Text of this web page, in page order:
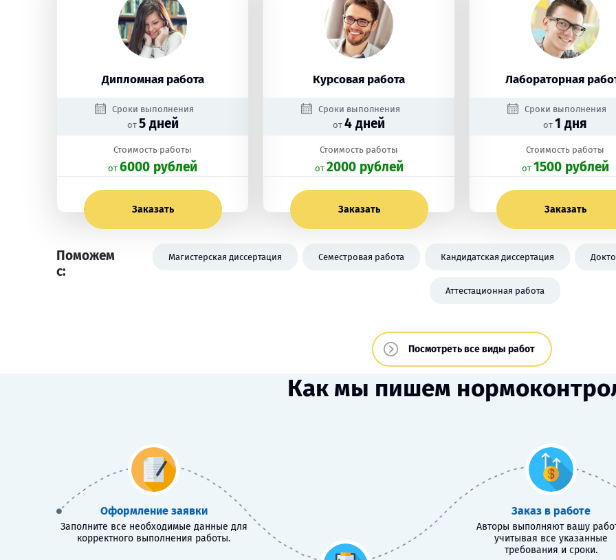
Дипломная работа
Сроки выполнения
от 5 дней
Стоимость работы
oт 6000 рублей
Заказать
Курсовая работа
Сроки выполнения
от 4 дней
Стоимость работы
oт 2000 рублей
Заказать
Лабораторная
Сроки выполнения
от 1 дня
Стоимость работы
oт 1500 рублей
Заказать
Поможем
с:
Магистерская диссертация Семестровая работа Кандидатская диссертация
Аттестационная работа
Посмотреть все виды работ
Как мы пишем
Оформление заявки
Заполните все необходимые данные для
корректного выполнения работы.
Заказ в работе
Авторы выполняют вашу
учитывая все указанные
требования и сроки.